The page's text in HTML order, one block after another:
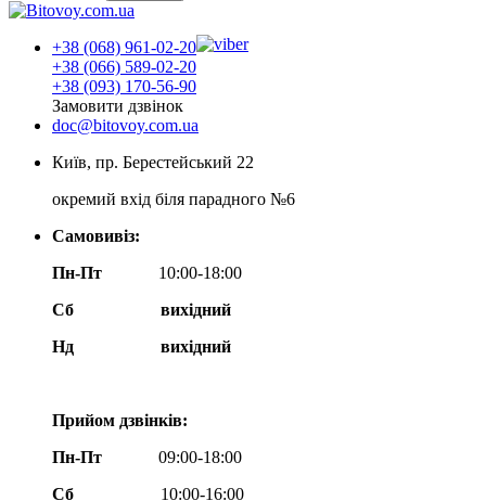
+38 (068) 961-02-20
+38 (066) 589-02-20
+38 (093) 170-56-90
Замовити дзвінок
doc@bitovoy.com.ua
Київ, пр. Берестейський 22
окремий вхід біля парадного №6
Самовивіз:
Пн-Пт
10:00-18:00
Сб
вихідний
Нд
вихідний
Прийом дзвінків:
Пн-Пт
09:00-18:00
Сб
10:00-16:00